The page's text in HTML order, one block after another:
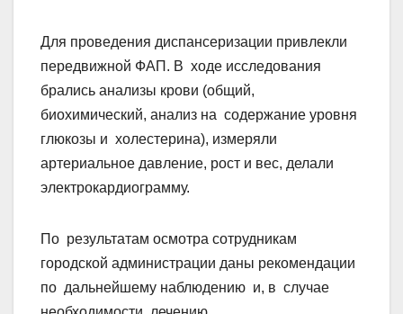
Для проведения диспансеризации привлекли
передвижной ФАП. В ходе исследования
брались анализы крови (общий,
биохимический, анализ на содержание уровня
глюкозы и холестерина), измеряли
артериальное давление, рост и вес, делали
электрокардиограмму.
По результатам осмотра сотрудникам
городской администрации даны рекомендации
по дальнейшему наблюдению и, в случае